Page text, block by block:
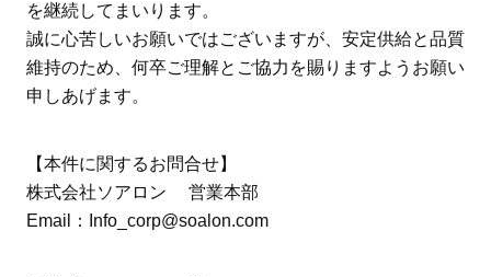
を継続してまいります。
誠に心苦しいお願いではございますが、安定供給と品質
維持のため、何卒ご理解とご協力を賜りますようお願い
申しあげます。
【本件に関するお問合せ】
株式会社ソアロン 営業本部
Email：Info_corp@soalon.com